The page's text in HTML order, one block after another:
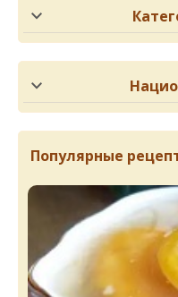
Популярные